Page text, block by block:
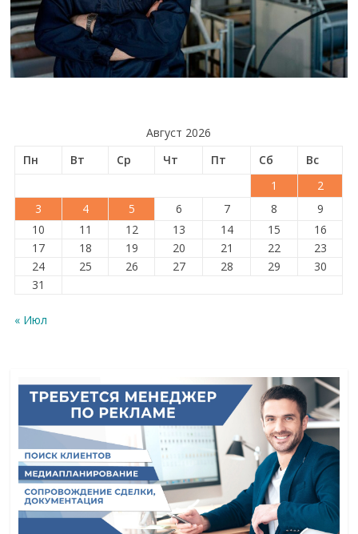
Август 2026
Пн
Вт Ср Чт Пт Сб
Вс
1
2
3
4 5 6 7 8
9
10
11 12 13 14 15
16
17
18 19 20 21 22
23
24
25 26 27 28 29
30
31
« Июл